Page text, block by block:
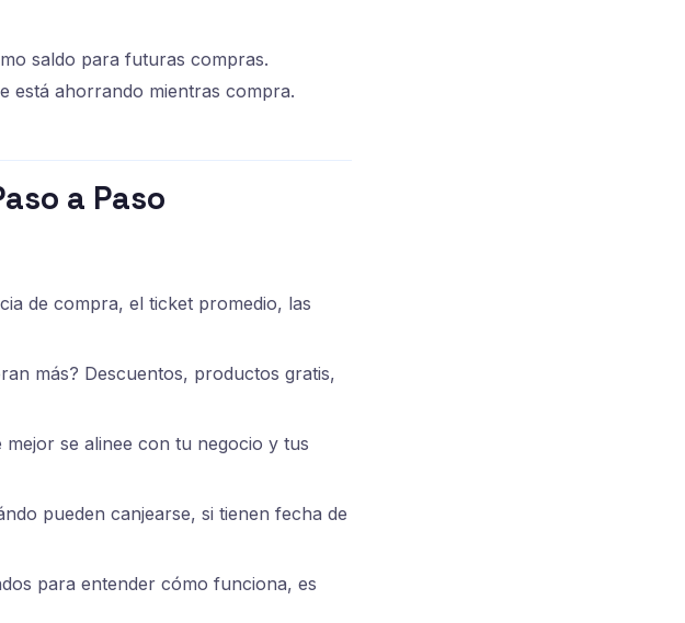
saldo para futuras compras.
está ahorrando mientras compra.
a Paso
de compra, el ticket promedio, las
más? Descuentos, productos gratis,
se alinee con tu negocio y tus
pueden canjearse, si tienen fecha de
para entender cómo funciona, es